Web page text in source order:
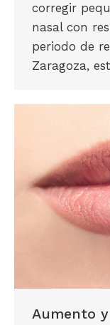
corregir
nasal con
periodo de
Zaragoza,
Aumento